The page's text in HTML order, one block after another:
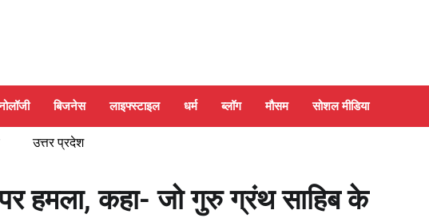
बिजनेस लाइफ्स्टाइल धर्म ब्लॉग मौसम सोशल मीडिया
उत्तर प्रदेश
हमला, कहा- जो गुरु ग्रंथ साहिब के